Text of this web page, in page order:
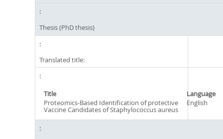
Thesis (PhD thesis)
Translated title:
Title
Language
Proteomics-Based Identification of protective
Vaccine Candidates of Staphylococcus aureus
English